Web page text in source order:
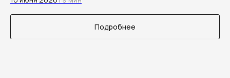
Подробнее